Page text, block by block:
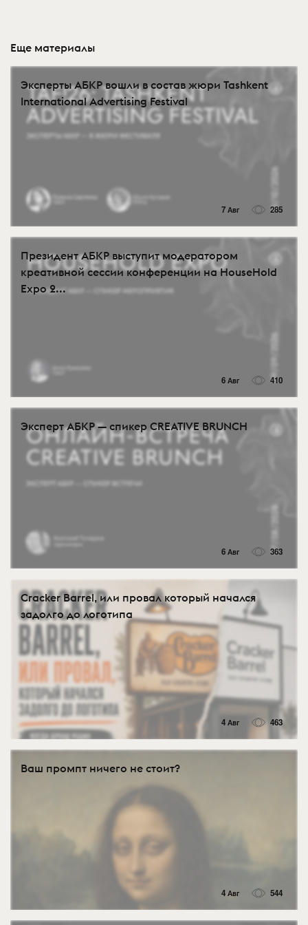
Еще материалы
Эксперты АБКР вошли в состав жюри Tashkent
International Advertising Festival
7 Авг 285
Президент АБКР выступит модератором
креативной сессии конференции на HouseHold
Expo 2...
6 Авг 410
Эксперт АБКР — спикер CREATIVE BRUNCH
6 Авг 363
Cracker Barrel, или провал который начался
задолго до логотипа
4 Авг 463
Ваш промпт ничего не стоит?
4 Авг 544